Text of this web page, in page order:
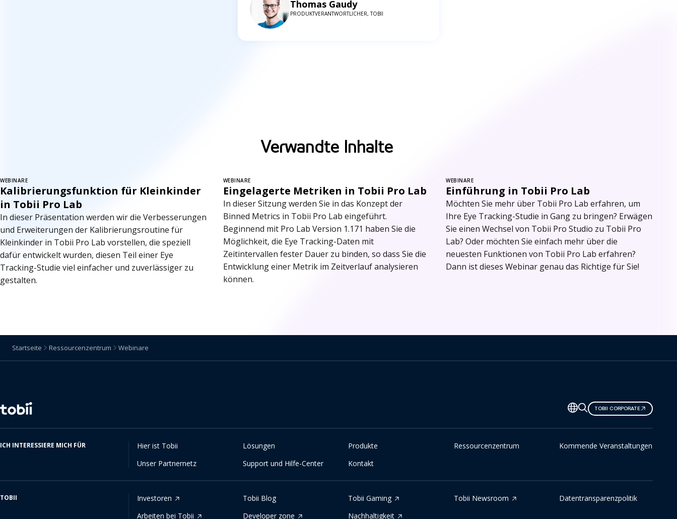
Thomas Gaudy
PRODUKTVERANTWORTLICHER, TOBII
Verwandte Inhalte
WEBINARE
Kalibrierungsfunktion für Kleinkinder
in Tobii Pro Lab
In dieser Präsentation werden wir die Verbesserungen
und Erweiterungen der Kalibrierungsroutine für
Kleinkinder in Tobii Pro Lab vorstellen, die speziell
dafür entwickelt wurden, diesen Teil einer Eye
Tracking-Studie viel einfacher und zuverlässiger zu
gestalten.
WEBINARE
Eingelagerte Metriken in Tobii Pro Lab
In dieser Sitzung werden Sie in das Konzept der
Binned Metrics in Tobii Pro Lab eingeführt.
Beginnend mit Pro Lab Version 1.171 haben Sie die
Möglichkeit, die Eye Tracking-Daten mit
Zeitintervallen fester Dauer zu binden, so dass Sie die
Entwicklung einer Metrik im Zeitverlauf analysieren
können.
WEBINARE
Einführung in Tobii Pro Lab
Möchten Sie mehr über Tobii Pro Lab erfahren, um
Ihre Eye Tracking-Studie in Gang zu bringen? Erwägen
Sie einen Wechsel von Tobii Pro Studio zu Tobii Pro
Lab? Oder möchten Sie einfach mehr über die
neuesten Funktionen von Tobii Pro Lab erfahren?
Dann ist dieses Webinar genau das Richtige für Sie!
Startseite Ressourcenzentrum Webinare
Sprache
ändern
TOBII CORPORATE
ICH INTERESSIERE MICH FÜR Hier ist Tobii Lösungen Produkte Ressourcenzentrum
Kommende Veranstaltungen
Unser Partnernetz
Support und Hilfe-Center Kontakt
TOBII Investoren Tobii Blog Tobii Gaming Tobii Newsroom
Datentransparenzpolitik
Arbeiten bei Tobii
Developer zone Nachhaltigkeit